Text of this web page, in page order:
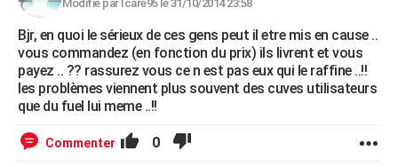
Modifié par Icare95 le 31/10/2014 23:58
Bjr, en quoi le sérieux de ces gens peut il etre mis en cause ..
vous commandez (en fonction du prix) ils livrent et vous
payez .. ?? rassurez vous ce n est pas eux qui le raffine ..!!
les problèmes viennent plus souvent des cuves utilisateurs
que du fuel lui meme ..!!
Commenter 0